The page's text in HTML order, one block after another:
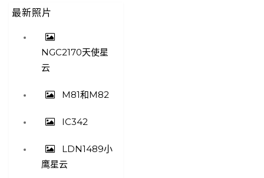
最新照片
NGC2170天使星
云
M81和M82
IC342
LDN1489小
鹰星云